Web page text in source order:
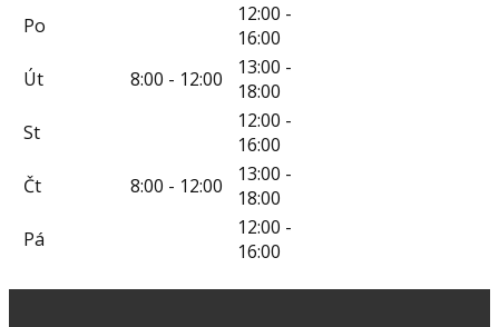
Po
12:00 -
16:00
Út
8:00 - 12:00
13:00 -
18:00
St
12:00 -
16:00
Čt
8:00 - 12:00
13:00 -
18:00
Pá
12:00 -
16:00